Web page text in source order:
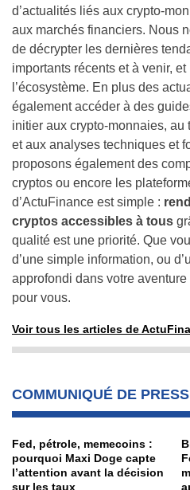
d’actualités liés aux crypto-
aux marchés financiers. Nous
de décrypter les dernières
importants récents et à venir,
l’écosystème. En plus des
également accéder à des
initier aux crypto-monnaies, au
et aux analyses techniques et
proposons également des
cryptos ou encore les
d’ActuFinance est simple :
cryptos accessibles à tous
qualité est une priorité. Que
d’une simple information, ou
approfondi dans votre
pour vous.
Voir tous les articles de
COMMUNIQUÉ DE
Fed, pétrole, memecoins :
pourquoi Maxi Doge capte
l’attention avant la décision
sur les taux